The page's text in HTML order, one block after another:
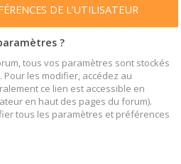
DE L’UTILISATEUR
?
tous vos paramètres sont stockés
les modifier, accédez au
ce lien est accessible en
en haut des pages du forum).
tous les paramètres et préférences